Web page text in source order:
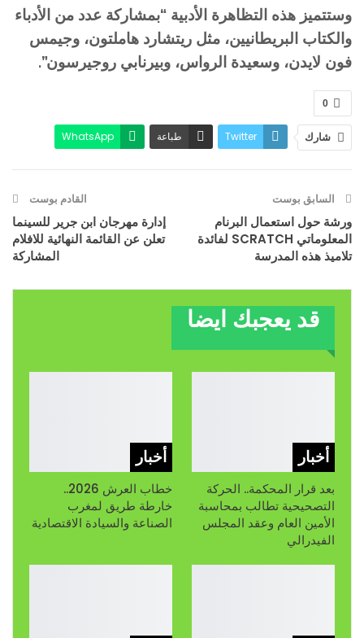
وستتميز هذه التظاهرة الأدبية “بمشاركة عدد من الأدباء
والكتاب البريطانيين، مثل ريتشارد هاملتون، وجيمس
فون لايدن، وسعيدة الرواس، وبيرنابي روجيرسون”.
0
شارك Twitter طباعة
WhatsApp
السابق بوست
ورشة حول استعمال البرنام
المعلوماتي SCRATCH لفائدة
تلاميذ هذه المدرسة
القادم بوست
إدارة مهرجان ابن جرير للسينما
تعلن عن القائمة النهائية للافلام
المشاركة
قد يعجبك ايضا
أخبار
بعد قرار المحكمة.. الحركة
التصحيحية تطالب بمحاسبة
الأمين العام وعقد المجلس
الفيدرالي
أخبار
خطاب العرش 2026..
خارطة طريق لمغرب
الصناعة والسيادة الاقتصادية